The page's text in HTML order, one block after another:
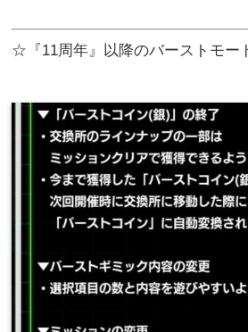
☆『11周年』以降のバーストモー